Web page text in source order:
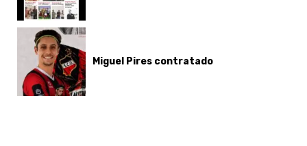
Miguel Pires contratado